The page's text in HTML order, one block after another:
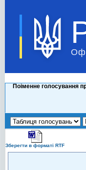
Поіменне голосування
Зберегти в форматі RTF